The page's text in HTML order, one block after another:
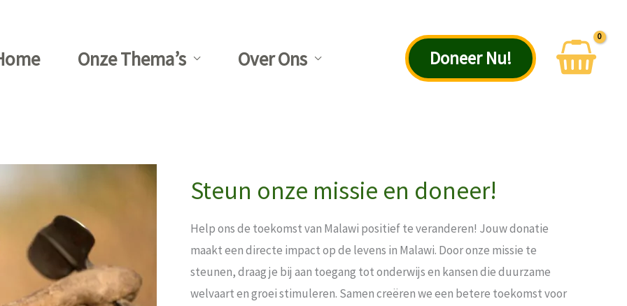
Onze Thema’s Over Ons Doneer Nu!
Steun onze missie en doneer!
Help ons de toekomst van Malawi positief te veranderen! Jouw donatie
maakt een directe impact op de levens in Malawi. Door onze missie te
steunen, draag je bij aan toegang tot onderwijs en kansen die duurzame
welvaart en groei stimuleren. Samen creëren we een betere toekomst voor